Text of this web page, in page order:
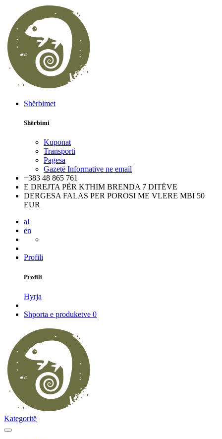
Shërbimet
Shërbimi
Kuponat
Transporti
Pagesa
Gazetë Informative ne email
+383 48 865 761
E DREJTA PËR KTHIM BRENDA 7 DITËVE
DERGESA FALAS PER POROSI ME VLERE MBI 50
EUR
al
en
Profili
Profili
Hyrja
Shporta e produketve 0
Kategoritë